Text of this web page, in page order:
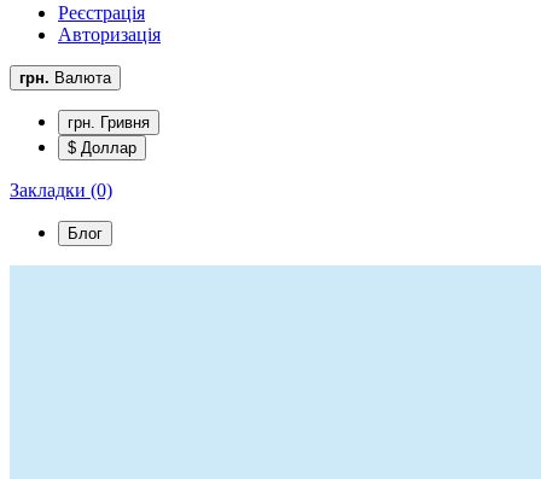
Реєстрація
Авторизація
грн. Валюта
грн. Гривня
$ Доллар
Закладки (0)
Блог